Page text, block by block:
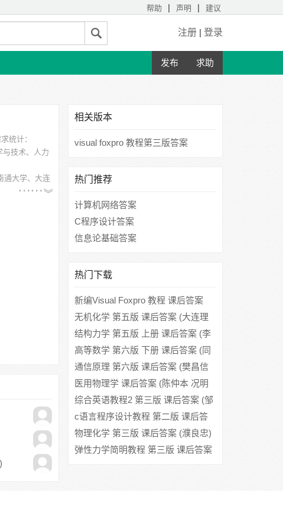
帮助 | 声明 | 建议
注册 | 登录
发布 求助
统计：
与技术、人力
通大学、大连
相关版本
visual foxpro 教程第三版答案
热门推荐
计算机网络答案
C程序设计答案
信息论基础答案
热门下载
新编Visual Foxpro 教程 课后答案
(单启成)
无机化学 第五版 课后答案 (大连理
工大学无机化学教研室)
结构力学 第五版 上册 课后答案 (李
廉锟)
高等数学 第六版 下册 课后答案 (同
济大学数学系)
通信原理 第六版 课后答案 (樊昌信
曹丽娜)
医用物理学 课后答案 (陈仲本 况明
星)
综合英语教程2 第三版 课后答案 (邹
为诚)
c语言程序设计教程 第二版 课后答
案 (王敬华 林萍)
物理化学 第三版 课后答案 (濮良忠)
弹性力学简明教程 第三版 课后答案